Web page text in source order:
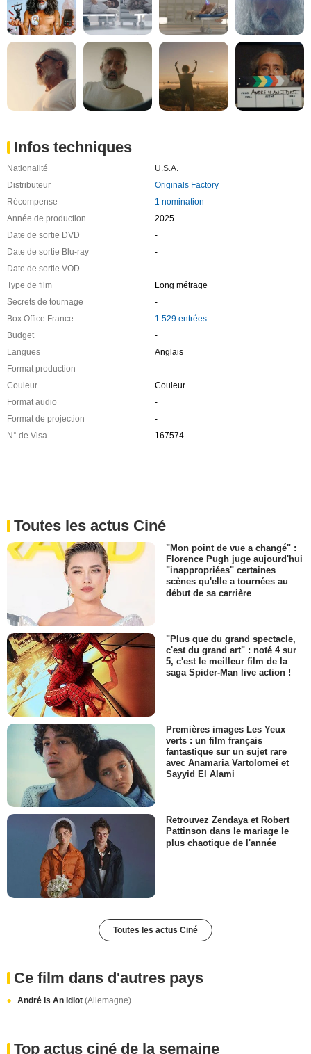
Infos techniques
Nationalité
U.S.A.
Distributeur
Originals Factory
Récompense
1 nomination
Année de production
2025
Date de sortie DVD
-
Date de sortie Blu-ray
-
Date de sortie VOD
-
Type de film
Long métrage
Secrets de tournage
-
Box Office France
1 529 entrées
Budget
-
Langues
Anglais
Format production
-
Couleur
Couleur
Format audio
-
Format de projection
-
N° de Visa
167574
Toutes les actus Ciné
"Mon point de vue a changé" :
Florence Pugh juge aujourd'hui
"inappropriées" certaines
scènes qu'elle a tournées au
début de sa carrière
"Plus que du grand spectacle,
c'est du grand art" : noté 4 sur
5, c'est le meilleur film de la
saga Spider-Man live action !
Premières images Les Yeux
verts : un film français
fantastique sur un sujet rare
avec Anamaria Vartolomei et
Sayyid El Alami
Retrouvez Zendaya et Robert
Pattinson dans le mariage le
plus chaotique de l'année
Toutes les actus Ciné
Ce film dans d'autres pays
André Is An Idiot (Allemagne)
Top actus ciné de la semaine